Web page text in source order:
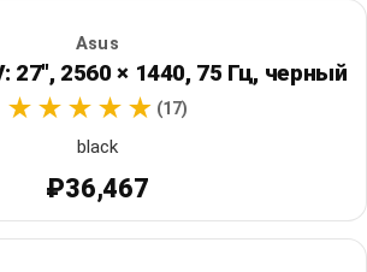
Asus
27", 2560 × 1440, 75 Гц, черный
(17)
black
₽36,467